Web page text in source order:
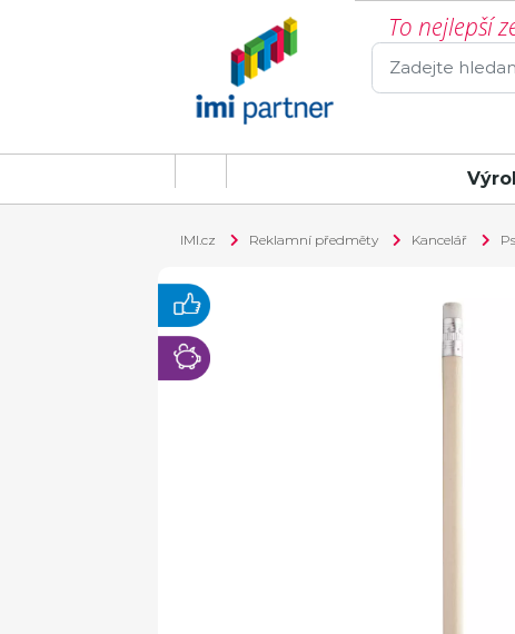
To nejlepší
IMI.cz Reklamní předměty Kancelář